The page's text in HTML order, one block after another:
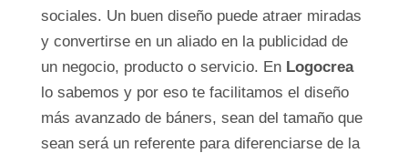
sociales. Un buen diseño puede atraer miradas
y convertirse en un aliado en la publicidad de
un negocio, producto o servicio. En Logocrea
lo sabemos y por eso te facilitamos el diseño
más avanzado de báners, sean del tamaño que
sean será un referente para diferenciarse de la